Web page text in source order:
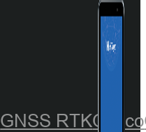
GNSS RTKÓptico